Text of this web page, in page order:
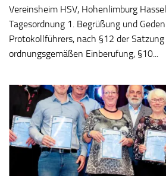
Vereinsheim HSV, Hohenlimburg
Tagesordnung 1. Begrüßung und
Protokollführers, nach §12 der
ordnungsgemäßen Einberufung, §10...